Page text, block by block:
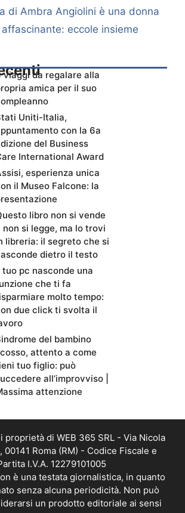
di Ambra Angiolini è una donna
eccole insieme
viaggi da regalare alla
amica per il suo
Uniti-Italia,
con la 6a
del Business
International Award
esperienza unica
il Museo Falcone: la
libro non si vende
non si legge, ma lo trovi
libreria: il segreto che si
dietro il testo
tuo pc nasconde una
che ti fa
molto tempo:
due click ti svolta il
del bambino
attento a come
tuo figlio: può
all’improvviso |
attenzione
proprietà di WEB 365 SRL - Via Nicola
00141 Roma (RM) - Codice Fiscale e
I.V.A. 12279101005
è una testata giornalistica, in quanto
senza alcuna periodicità. Non può
un prodotto editoriale ai sensi